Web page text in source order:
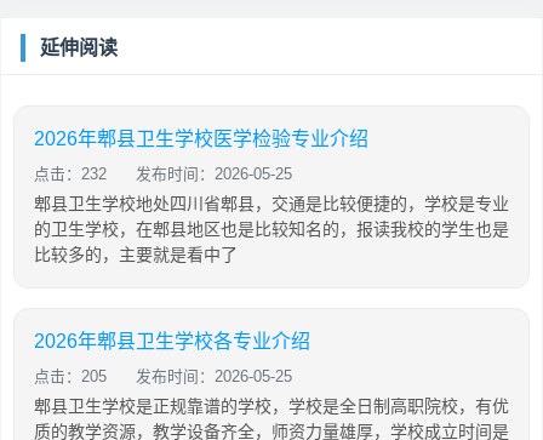
延伸阅读
2026年郫县卫生学校医学检验专业介绍
点击：232 发布时间：2026-05-25
郫县卫生学校地处四川省郫县，交通是比较便捷的，学校是专业
的卫生学校，在郫县地区也是比较知名的，报读我校的学生也是
比较多的，主要就是看中了
2026年郫县卫生学校各专业介绍
点击：205 发布时间：2026-05-25
郫县卫生学校是正规靠谱的学校，学校是全日制高职院校，有优
质的教学资源，教学设备齐全，师资力量雄厚，学校成立时间是